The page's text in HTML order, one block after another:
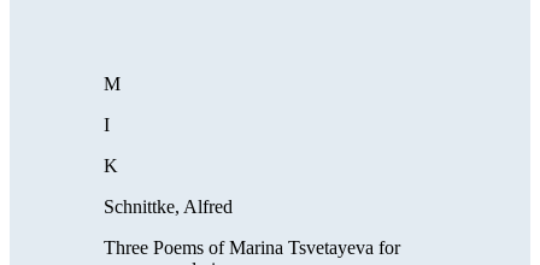
M
I
K
Schnittke, Alfred
Three Poems of Marina Tsvetayeva for